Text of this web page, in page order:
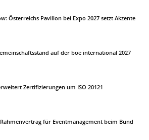
Österreichs Pavillon bei Expo 2027 setzt Akzente
auf der boe international 2027
Zertifizierungen um ISO 20121
für Eventmanagement beim Bund